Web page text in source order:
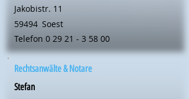
Jakobistr. 11
59494 Soest
Telefon 0 29 21 - 3 58 00
Rechtsanwälte & Notare
Stefan